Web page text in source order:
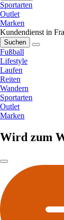
Sportarten
Outlet
Marken
Kundendienst in
Suchen
Fußball
Lifestyle
Laufen
Reiten
Wandern
Sportarten
Outlet
Marken
Wird zum